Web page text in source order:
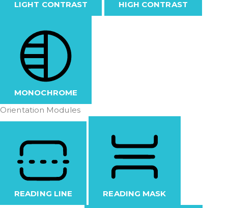
LIGHT CONTRAST HIGH CONTRAST
MONOCHROME
Orientation Modules
READING LINE READING MASK